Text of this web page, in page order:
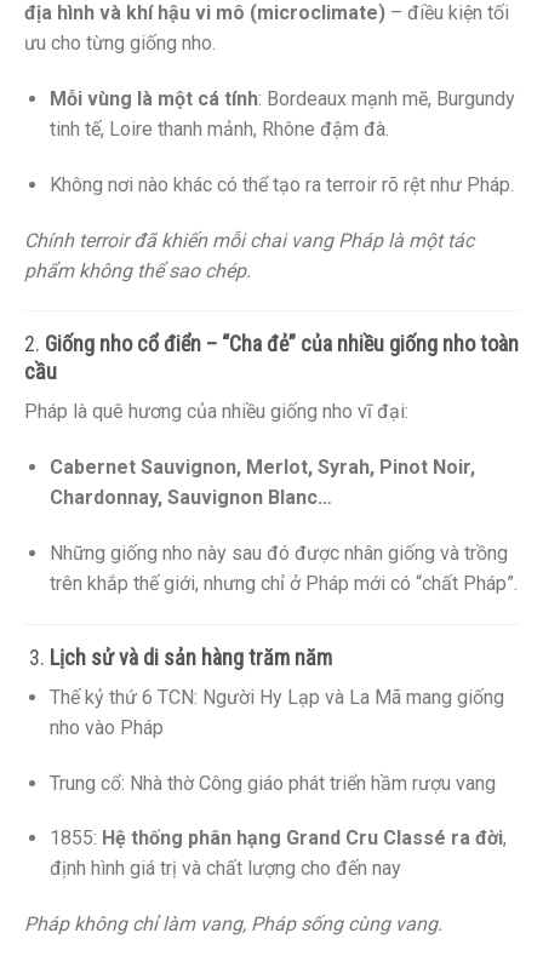
địa hình và khí hậu vi mô (microclimate) – điều kiện tối
ưu cho từng giống nho.
Mỗi vùng là một cá tính: Bordeaux mạnh mẽ, Burgundy
tinh tế, Loire thanh mảnh, Rhône đậm đà.
Không nơi nào khác có thể tạo ra terroir rõ rệt như Pháp.
Chính terroir đã khiến mỗi chai vang Pháp là một tác
phẩm không thể sao chép.
2. Giống nho cổ điển – “Cha đẻ” của nhiều giống nho toàn
cầu
Pháp là quê hương của nhiều giống nho vĩ đại:
Cabernet Sauvignon, Merlot, Syrah, Pinot Noir,
Chardonnay, Sauvignon Blanc…
Những giống nho này sau đó được nhân giống và trồng
trên khắp thế giới, nhưng chỉ ở Pháp mới có “chất Pháp”.
️ 3. Lịch sử và di sản hàng trăm năm
Thế kỷ thứ 6 TCN: Người Hy Lạp và La Mã mang giống
nho vào Pháp
Trung cổ: Nhà thờ Công giáo phát triển hầm rượu vang
1855: Hệ thống phân hạng Grand Cru Classé ra đời,
định hình giá trị và chất lượng cho đến nay
Pháp không chỉ làm vang, Pháp sống cùng vang.